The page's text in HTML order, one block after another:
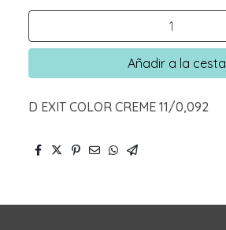
Añadir a la cesta
D EXIT COLOR CREME 11/0,092